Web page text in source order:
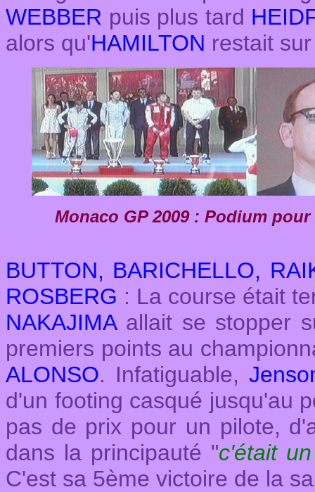
WEBBER puis plus tard
alors qu'HAMILTON restait
Monaco GP 2009 : Podium
BUTTON, BARICHELLO,
ROSBERG : La course était
NAKAJIMAallait se stopper
premiers points au
ALONSO. Infatiguable,
d'un footing casqué jusqu'au
pas de prix pour un pilote,
dans la principauté "c'était
C'est sa 5ème victoire de la